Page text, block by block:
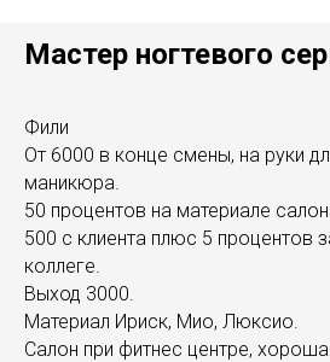
Мастер ногтевого
Фили
От 6000 в конце смены, на руки
маникюра.
50 процентов на материале
500 с клиента плюс 5 процентов
коллеге.
Выход 3000.
Материал Ириск, Мио, Люксио.
Салон при фитнес центре,